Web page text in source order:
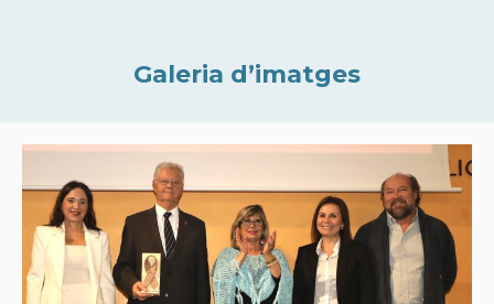
Galeria d’imatges